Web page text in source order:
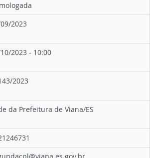
2023
2023 - 10:00
2023
da Prefeitura de Viana/ES